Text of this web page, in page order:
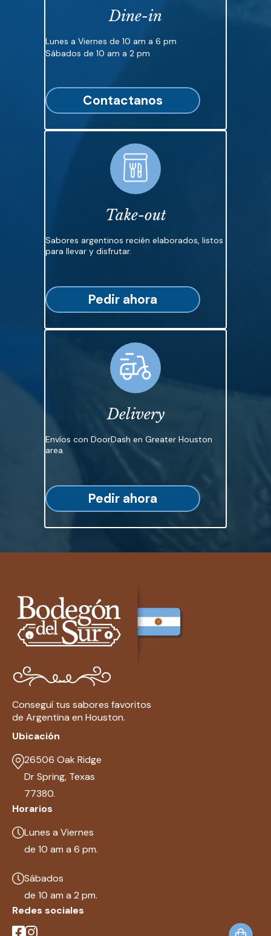
Dine-in
Lunes a Viernes de 10 am a 6 pm
Sábados de 10 am a 2 pm
Contactanos
Take-out
Sabores argentinos recién elaborados, listos
para llevar y disfrutar.
Pedir ahora
Delivery
Envíos con DoorDash en Greater Houston
area.
Pedir ahora
Conseguí tus sabores favoritos
de Argentina en Houston.
Ubicación
26506 Oak Ridge
Dr Spring, Texas
77380.
Horarios
Lunes a Viernes
de 10 am a 6 pm.
Sábados
de 10 am a 2 pm.
Redes sociales